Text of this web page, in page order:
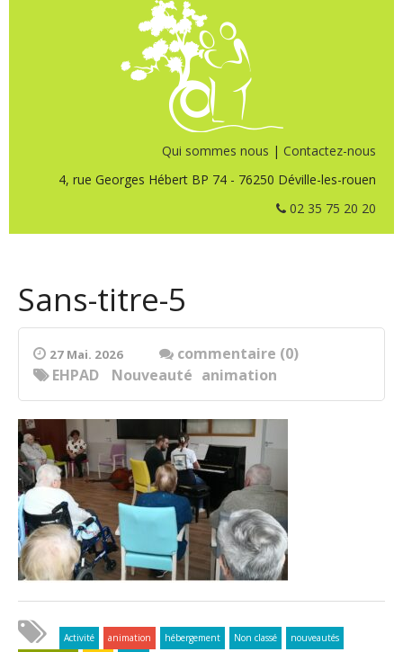
Qui sommes nous | Contactez-nous
4, rue Georges Hébert BP 74 - 76250 Déville-les-rouen
02 35 75 20 20
Sans-titre-5
27 Mai. 2026
commentaire (0)
animation
EHPAD Nouveauté
Activité animation hébergement Non classé
nouveautés